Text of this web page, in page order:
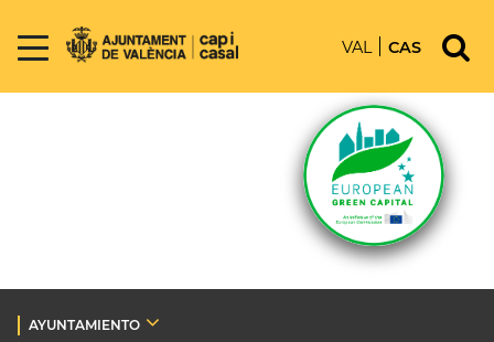
VAL CAS
AYUNTAMIENTO